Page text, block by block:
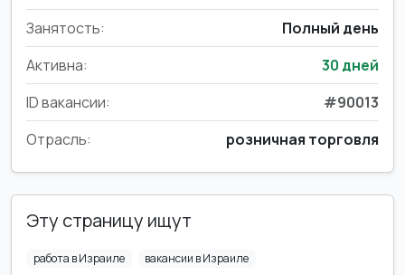
Занятость:
Полный день
Активна:
30 дней
ID вакансии:
#90013
Отрасль:
розничная торговля
Эту страницу ищут
работа в Израиле
вакансии в Израиле